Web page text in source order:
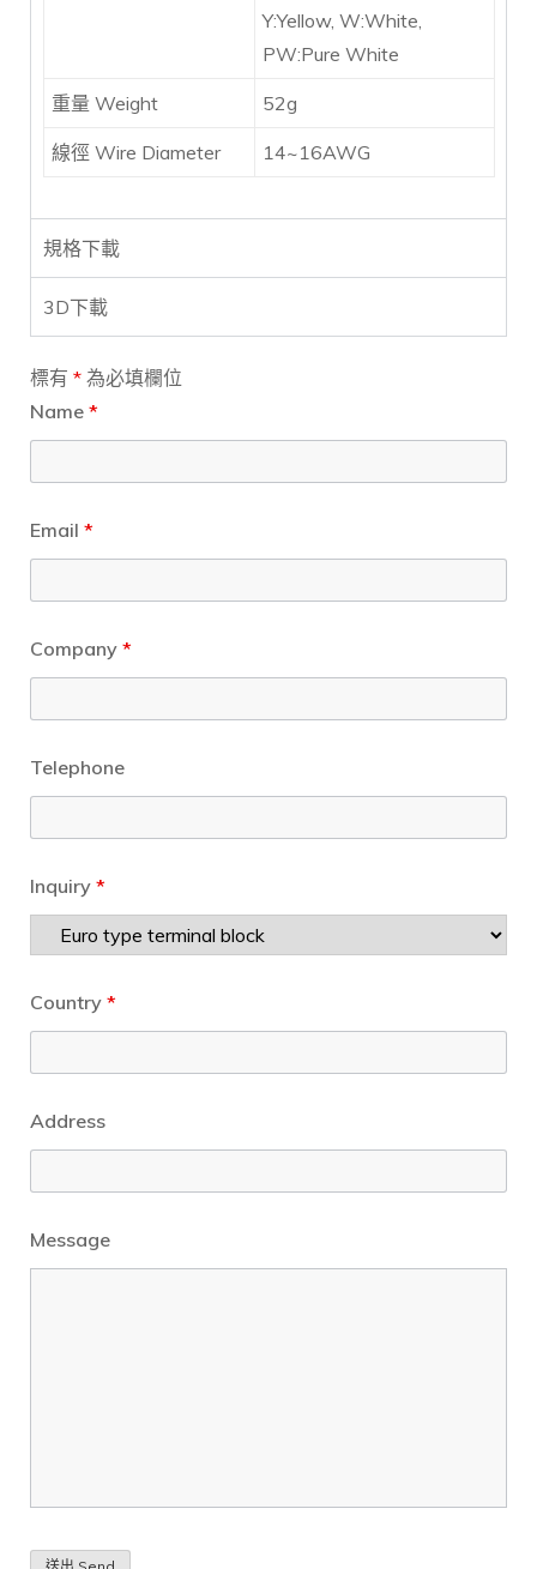
Y:Yellow, W:White,
PW:Pure White
重量 Weight 52g
線徑 Wire Diameter 14~16AWG
規格下載
3D下載
標有 * 為必填欄位
Name *
Email *
Company *
Telephone
Inquiry *
Country *
Address
Message